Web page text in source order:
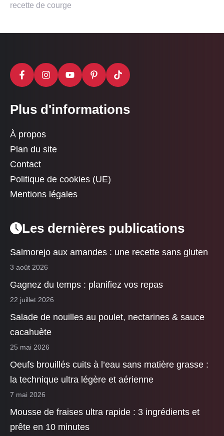
recette de courge
Plus d'informations
À propos
Plan du site
Contact
Politique de cookies (UE)
Mentions légales
Les dernières publications
Salmorejo aux amandes : une recette sans gluten
3 août 2026
Gagnez du temps : planifiez vos repas
22 juillet 2026
Salade de nouilles au poulet, nectarines & sauce
cacahuète
25 mai 2026
Oeufs brouillés cuits à l’eau sans matière grasse :
la technique ultra légère et aérienne
7 mai 2026
Mousse de fraises ultra rapide : 3 ingrédients et
prête en 10 minutes